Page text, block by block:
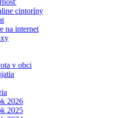
cintoríny
na internet
v obci
2026
2025